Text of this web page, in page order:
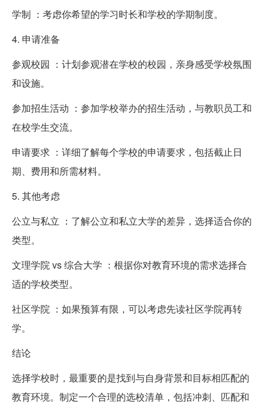
学制 ：考虑你希望的学习时长和学校的学期制度。
4. 申请准备
参观校园 ：计划参观潜在学校的校园，亲身感受学校氛围
和设施。
参加招生活动 ：参加学校举办的招生活动，与教职员工和
在校学生交流。
申请要求 ：详细了解每个学校的申请要求，包括截止日
期、费用和所需材料。
5. 其他考虑
公立与私立 ：了解公立和私立大学的差异，选择适合你的
类型。
文理学院 vs 综合大学 ：根据你对教育环境的需求选择合
适的学校类型。
社区学院 ：如果预算有限，可以考虑先读社区学院再转
学。
结论
选择学校时，最重要的是找到与自身背景和目标相匹配的
教育环境。制定一个合理的选校清单，包括冲刺、匹配和